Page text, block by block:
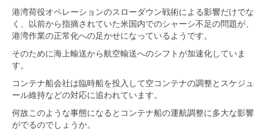
港湾荷役オペレーションのスローダウン戦術による影響だけでな
く、以前から指摘されていた米国内でのシャーシ不足の問題が、
港湾作業の正常化への足かせになっているようです。
そのために海上輸送から航空輸送へのシフトが加速化していま
す。
コンテナ船会社は臨時船を投入して空コンテナの調整とスケジュ
ール維持などの対応に追われています。
何故このような事態になるとコンテナ船の運航調整に多大な影響
がでるのでしょうか。